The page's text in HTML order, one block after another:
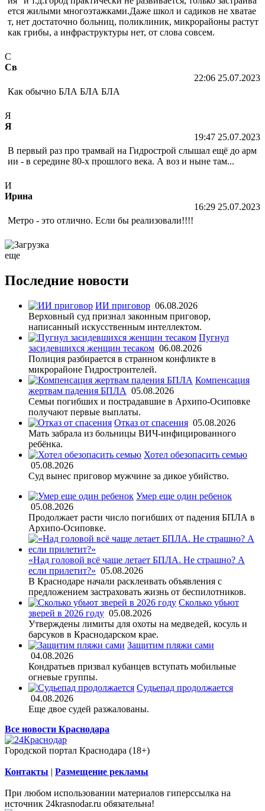
ется жилыми многоэтажками.Даже школ и садиков не хватае
т, нет достаточно больниц, поликлиник, микрорайоны растут
как грибы, а инфраструктуры нет, от слова совсем.
С
Св
22:06 25.07.2023
Как обычно БЛА БЛА БЛА
Я
Я
19:47 25.07.2023
В первый раз про трамвай на Гидрострой слышал ещё до арм
ии - в середине 80-х прошлого века. А воз и ныне там...
И
Ирина
16:29 25.07.2023
Метро - это отлично. Если бы реализовали!!!!
еще
Последние новости
ИИ приговор 06.08.2026
Верховный суд признал законным приговор,
написанный искусственным интеллектом.
Пугнул
засидевшихся женщин тесаком 06.08.2026
Полиция разбирается в странном конфликте в
микрорайоне Гидростроителей.
Компенсация
жертвам падения БПЛА 05.08.2026
Семьи погибших и пострадавшие в Архипо-Осиповке
получают первые выплаты.
Отказ от спасения 05.08.2026
Мать забрала из больницы ВИЧ-инфицированного
ребёнка.
Хотел обезопасить семью
05.08.2026
Суд вынес приговор мужчине за дикое убийство.
Умер еще один ребенок
05.08.2026
Продолжает расти число погибших от падения БПЛА в
Архипо-Осиповке.
«Над головой всё чаще летает БПЛА. Не страшно? А
если прилетит?» 05.08.2026
В Краснодаре начали расклеивать объявления с
предложением застраховать жизнь от беспилотников.
Сколько убьют
зверей в 2026 году 05.08.2026
Утверждены лимиты для охоты на медведей, косуль и
барсуков в Краснодарском крае.
Защитим пляжи сами
04.08.2026
Кондратьев призвал кубанцев вступать мобильные
огневые группы.
Судьепад продолжается
04.08.2026
Еще двое судей разжалованы.
Все новости Краснодара
Городской портал Краснодара (18+)
Контакты | Размещение рекламы
При любом использовании материалов гиперссылка на
источник 24krasnodar.ru обязательна!